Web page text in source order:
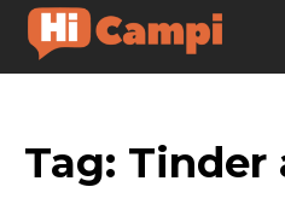
Tag: Tinder